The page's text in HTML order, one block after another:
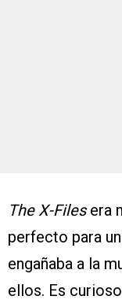
The X-Filesera
perfecto para
engañaba a la
ellos. Es